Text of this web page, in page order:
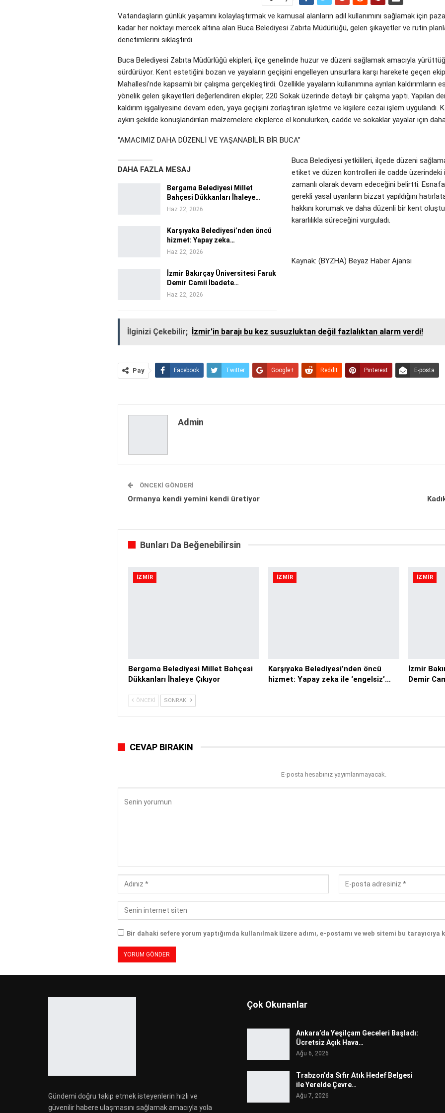
Vatandaşların günlük yaşamını kolaylaştırmak ve kamusal alanların adil kullanımını sağlamak için
kadar her noktayı mercek altına alan Buca Belediyesi Zabıta Müdürlüğü, gelen şikayetler ve rutin
denetimlerini sıklaştırdı.
Buca Belediyesi Zabıta Müdürlüğü ekipleri, ilçe genelinde huzur ve düzeni sağlamak amacıyla
sürdürüyor. Kent estetiğini bozan ve yayaların geçişini engelleyen unsurlara karşı harekete geçen
Mahallesi’nde kapsamlı bir çalışma gerçekleştirdi. Özellikle yayaların kullanımına ayrılan
yönelik gelen şikayetleri değerlendiren ekipler, 220 Sokak üzerinde detaylı bir çalışma yaptı. Yapılan
kaldırım işgaliyesine devam eden, yaya geçişini zorlaştıran işletme ve kişilere cezai işlem uygulandı.
aykırı şekilde konuşlandırılan malzemelere ekiplerce el konulurken, cadde ve sokaklar yayalar için
“AMACIMIZ DAHA DÜZENLİ VE YAŞANABİLİR BİR BUCA”
DAHA FAZLA MESAJ
Bergama Belediyesi Millet
Bahçesi Dükkanları İhaleye…
Haz 22, 2026
Karşıyaka Belediyesi’nden öncü
hizmet: Yapay zeka…
Haz 22, 2026
İzmir Bakırçay Üniversitesi Faruk
Demir Camii İbadete…
Haz 22, 2026
Buca Belediyesi yetkilileri, ilçede düzeni
etiket ve düzen kontrolleri ile cadde üzerindeki
zamanlı olarak devam edeceğini belirtti.
gerekli yasal uyarıların bizzat yapıldığını
hakkını korumak ve daha düzenli bir kent
kararlılıkla süreceğini vurguladı.
Kaynak: (BYZHA) Beyaz Haber Ajansı
İlginizi Çekebilir; İzmir'in barajı bu kez susuzluktan değil fazlalıktan alarm verdi!
Pay Facebook Twitter Google+ ReddIt Pinterest E-posta
Admin
ÖNCEKI GÖNDERI
Ormanya kendi yemini kendi üretiyor
Bunları Da Beğenebilirsin
İZMIR
Bergama Belediyesi Millet Bahçesi
Dükkanları İhaleye Çıkıyor
İZMIR
Karşıyaka Belediyesi’nden öncü
hizmet: Yapay zeka ile ‘engelsiz’…
İZMIR
İzmir
Demir
ÖNCEKI SONRAKI
CEVAP BIRAKIN
E-posta hesabınız yayımlanmayacak.
Bir dahaki sefere yorum yaptığımda kullanılmak üzere adımı, e-postamı ve web sitemi bu tarayıcıya
Gündemi doğru takip etmek isteyenlerin hızlı ve
güvenilir habere ulaşmasını sağlamak amacıyla yola
Çok Okunanlar
Ankara’da Yeşilçam Geceleri Başladı:
Ücretsiz Açık Hava…
Ağu 6, 2026
Trabzon’da Sıfır Atık Hedef Belgesi
ile Yerelde Çevre…
Ağu 7, 2026